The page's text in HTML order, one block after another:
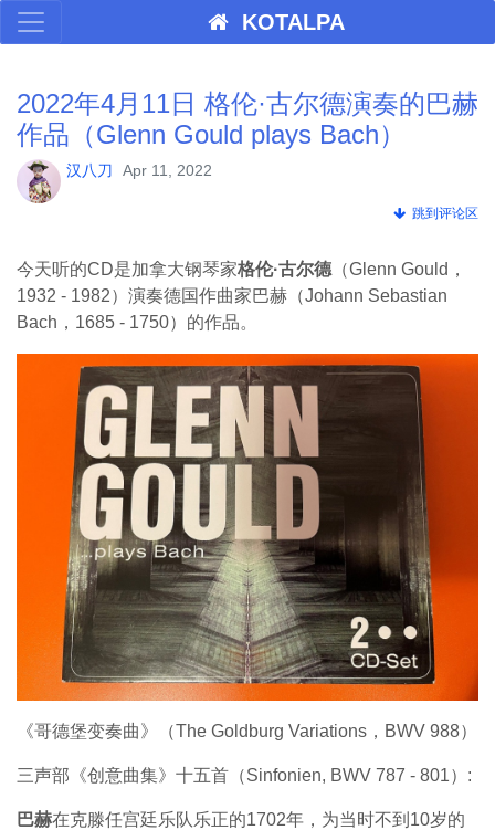
KOTALPA
2022年4月11日 格伦·古尔德演奏的巴赫
作品（Glenn Gould plays Bach）
汉八刀 Apr 11, 2022
跳到评论区
今天听的CD是加拿大钢琴家格伦·古尔德 （Glenn Gould，
1932 - 1982）演奏德国作曲家巴赫（Johann Sebastian
Bach，1685 - 1750）的作品。
《哥德堡变奏曲》（The Goldburg Variations，BWV 988）
三声部《创意曲集》十五首（Sinfonien, BWV 787 - 801）:
巴赫在克滕任宫廷乐队乐正的1702年，为当时不到10岁的